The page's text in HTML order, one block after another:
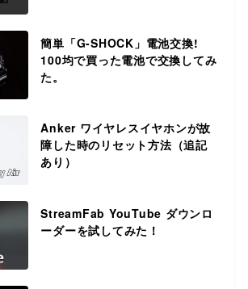
簡単「G-SHOCK」電池交換!
100均で買った電池で交換してみ
た。
Anker ワイヤレスイヤホンが故
障した時のリセット方法（追記
あり）
StreamFab YouTube ダウンロ
ーダーを試してみた！